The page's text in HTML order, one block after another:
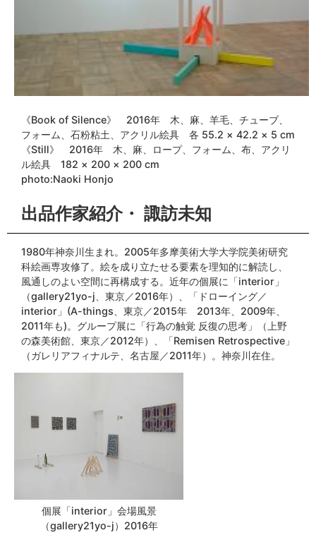
《Book of Silence》 2016年 木、麻、羊毛、チューブ、
フォーム、石粉粘土、アクリル絵具 各 55.2 × 42.2 × 5 cm
《Still》 2016年 木、麻、ロープ、フォーム、布、アクリ
ル絵具 182 × 200 × 200 cm
photo:Naoki Honjo
出品作家紹介・ 諏訪未知
1980年神奈川生まれ。2005年多摩美術大学大学院美術研究
科絵画専攻修了。絵を成り立たせる要素を理知的に解読し、
風通しのよい空間に再構成する。近年の個展に「interior」
（gallery21yo-j、東京／2016年）、「ドローイング／
interior」(A-things、東京／2015年 2013年、2009年、
2011年も)。グループ展に「行為の触覚 反復の思考」（上野
の森美術館、東京／2012年）、「Remisen Retrospective」
（ガレリアフィナルテ、名古屋／2011年）。神奈川在住。
個展「interior」会場風景
（gallery21yo-j）2016年